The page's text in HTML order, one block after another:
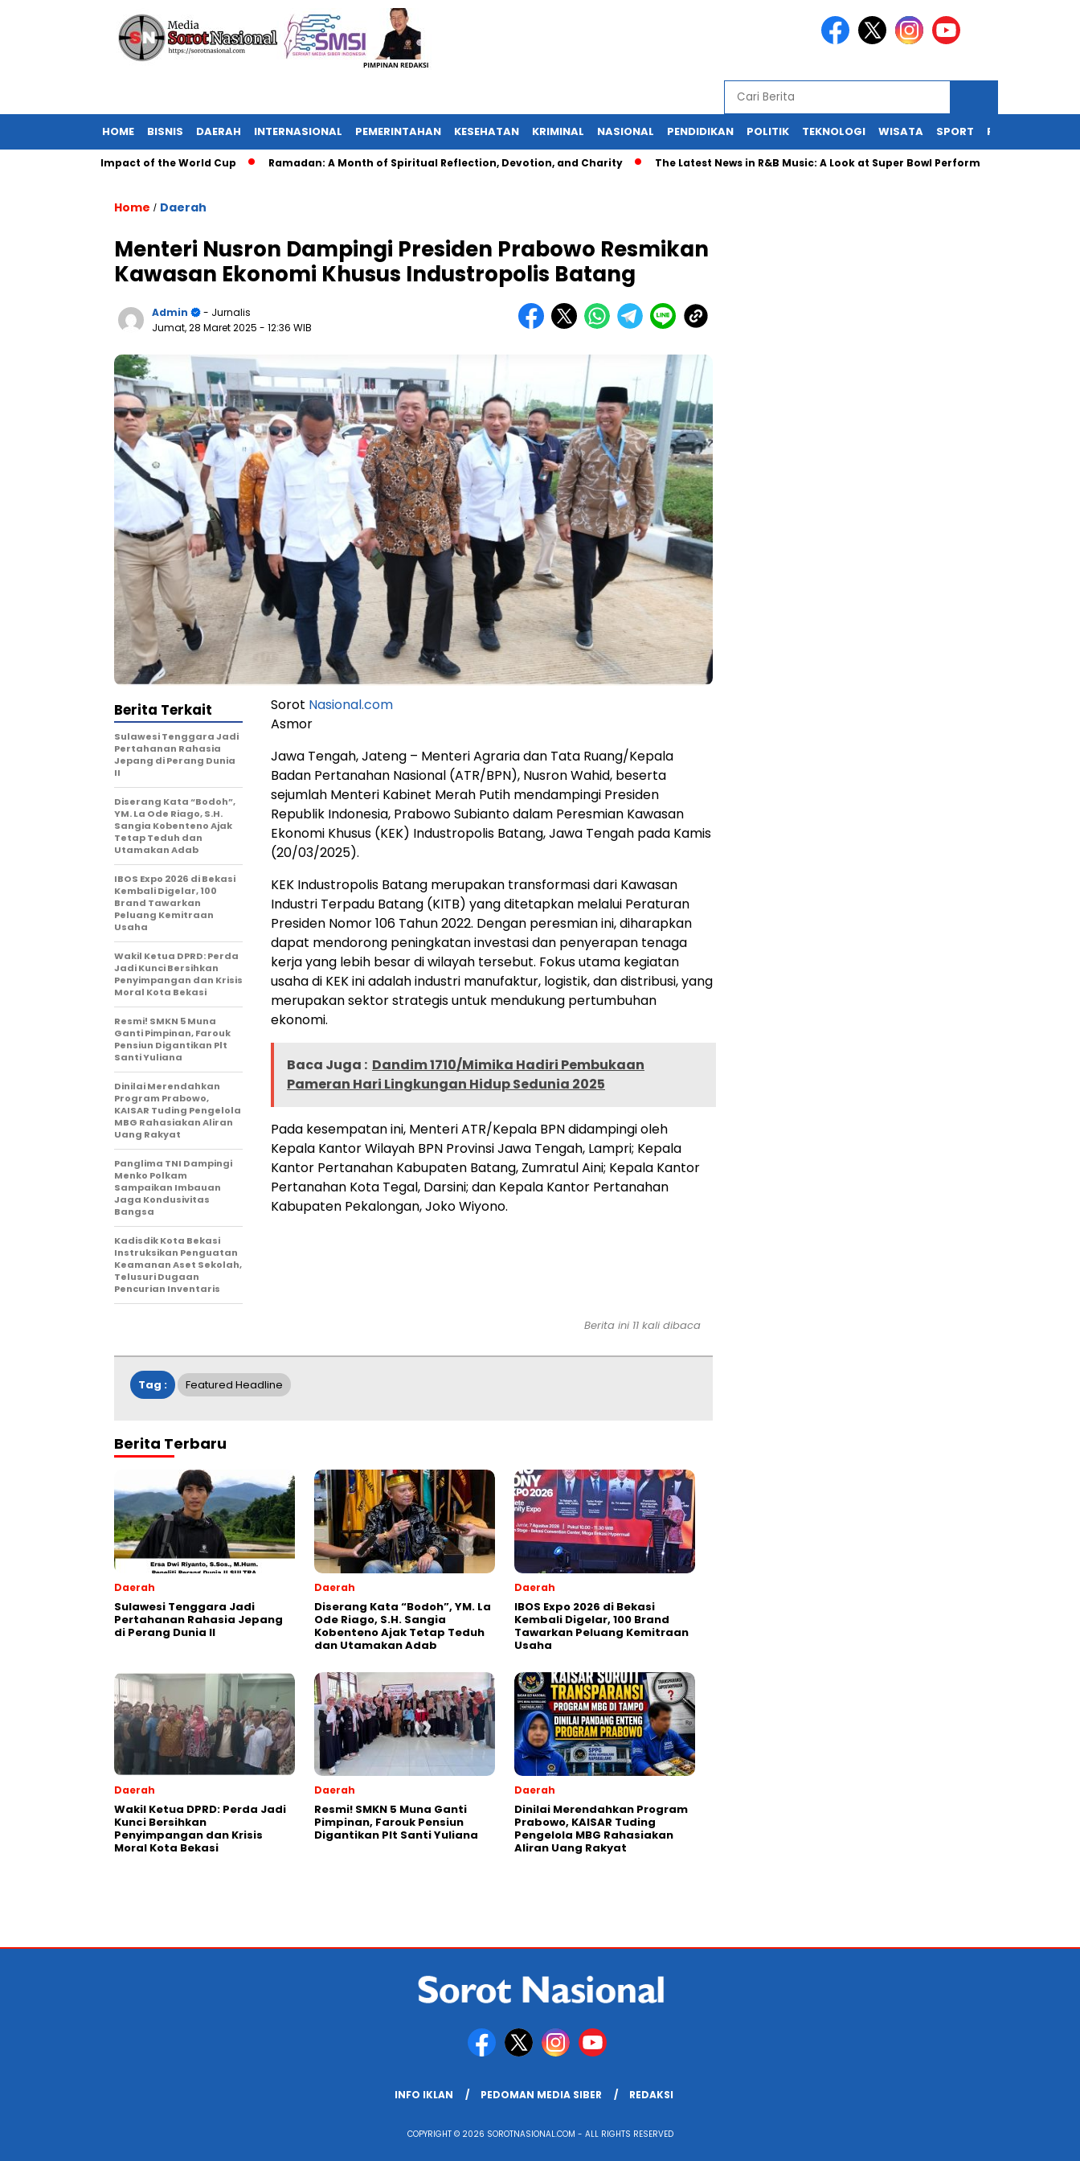
HOME BISNIS DAERAH INTERNASIONAL PEMERINTAHAN KESEHATAN KRIMINAL NASIONAL PENDIDIKAN POLITIK TEKNOLOGI WISATA SPORT REDAKSI
The Global Impact of the World Cup Ramadan: A Month of Spiritual Reflection, Devotion, and Charity The Latest News in R&B Music: A Look at Super Bowl Performances, New Albums,
Home / Daerah
Menteri Nusron Dampingi Presiden Prabowo Resmikan
Kawasan Ekonomi Khusus Industropolis Batang
Admin
- Jurnalis
Jumat, 28 Maret 2025 - 12:36 WIB
Sorot Nasional.com
Asmor
Jawa Tengah, Jateng – Menteri Agraria dan Tata Ruang/Kepala
Badan Pertanahan Nasional (ATR/BPN), Nusron Wahid, beserta
sejumlah Menteri Kabinet Merah Putih mendampingi Presiden
Republik Indonesia, Prabowo Subianto dalam Peresmian Kawasan
Ekonomi Khusus (KEK) Industropolis Batang, Jawa Tengah pada Kamis
(20/03/2025).
KEK Industropolis Batang merupakan transformasi dari Kawasan
Industri Terpadu Batang (KITB) yang ditetapkan melalui Peraturan
Presiden Nomor 106 Tahun 2022. Dengan peresmian ini, diharapkan
dapat mendorong peningkatan investasi dan penyerapan tenaga
kerja yang lebih besar di wilayah tersebut. Fokus utama kegiatan
usaha di KEK ini adalah industri manufaktur, logistik, dan distribusi, yang
merupakan sektor strategis untuk mendukung pertumbuhan
ekonomi.
Baca Juga : Dandim 1710/Mimika Hadiri Pembukaan
Pameran Hari Lingkungan Hidup Sedunia 2025
Pada kesempatan ini, Menteri ATR/Kepala BPN didampingi oleh
Kepala Kantor Wilayah BPN Provinsi Jawa Tengah, Lampri; Kepala
Kantor Pertanahan Kabupaten Batang, Zumratul Aini; Kepala Kantor
Pertanahan Kota Tegal, Darsini; dan Kepala Kantor Pertanahan
Kabupaten Pekalongan, Joko Wiyono.
Berita Terkait
Sulawesi Tenggara Jadi
Pertahanan Rahasia
Jepang di Perang Dunia
II
Diserang Kata “Bodoh”,
YM. La Ode Riago, S.H.
Sangia Kobenteno Ajak
Tetap Teduh dan
Utamakan Adab
IBOS Expo 2026 di Bekasi
Kembali Digelar, 100
Brand Tawarkan
Peluang Kemitraan
Usaha
Wakil Ketua DPRD: Perda
Jadi Kunci Bersihkan
Penyimpangan dan Krisis
Moral Kota Bekasi
Resmi! SMKN 5 Muna
Ganti Pimpinan, Farouk
Pensiun Digantikan Plt
Santi Yuliana
Dinilai Merendahkan
Program Prabowo,
KAISAR Tuding Pengelola
MBG Rahasiakan Aliran
Uang Rakyat
Panglima TNI Dampingi
Menko Polkam
Sampaikan Imbauan
Jaga Kondusivitas
Bangsa
Kadisdik Kota Bekasi
Instruksikan Penguatan
Keamanan Aset Sekolah,
Telusuri Dugaan
Pencurian Inventaris
Berita ini 11 kali dibaca
Tag : Featured Headline
Berita Terbaru
Daerah
Sulawesi Tenggara Jadi
Pertahanan Rahasia Jepang
di Perang Dunia II
Daerah
Diserang Kata “Bodoh”, YM. La
Ode Riago, S.H. Sangia
Kobenteno Ajak Tetap Teduh
dan Utamakan Adab
Daerah
IBOS Expo 2026 di Bekasi
Kembali Digelar, 100 Brand
Tawarkan Peluang Kemitraan
Usaha
Daerah
Wakil Ketua DPRD: Perda Jadi
Kunci Bersihkan
Penyimpangan dan Krisis
Moral Kota Bekasi
Daerah
Resmi! SMKN 5 Muna Ganti
Pimpinan, Farouk Pensiun
Digantikan Plt Santi Yuliana
Daerah
Dinilai Merendahkan Program
Prabowo, KAISAR Tuding
Pengelola MBG Rahasiakan
Aliran Uang Rakyat
INFO IKLAN PEDOMAN MEDIA SIBER REDAKSI
COPYRIGHT © 2026 SOROTNASIONAL.COM - ALL RIGHTS RESERVED